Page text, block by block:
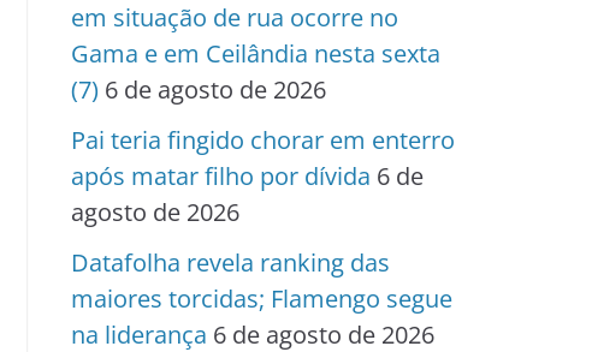
em situação de rua ocorre no
Gama e em Ceilândia nesta sexta
(7) 6 de agosto de 2026
Pai teria fingido chorar em enterro
após matar filho por dívida 6 de
agosto de 2026
Datafolha revela ranking das
maiores torcidas; Flamengo segue
na liderança 6 de agosto de 2026